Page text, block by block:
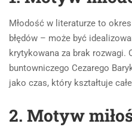
Młodość w literaturze to
błędów – może być
krytykowana za brak rozwagi.
buntowniczego Cezarego
jako czas, który kształtuje
2. Motyw